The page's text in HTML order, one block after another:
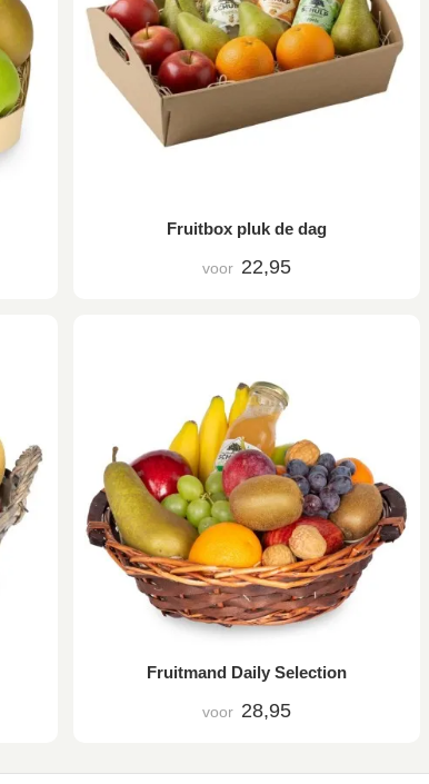
Fruitbox pluk de dag
voor 22,95
Fruitmand Daily Selection
voor 28,95